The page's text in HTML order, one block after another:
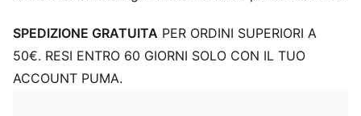
SPEDIZIONE GRATUITA PER ORDINI SUPERIORI A
50€. RESI ENTRO 60 GIORNI SOLO CON IL TUO
ACCOUNT PUMA.